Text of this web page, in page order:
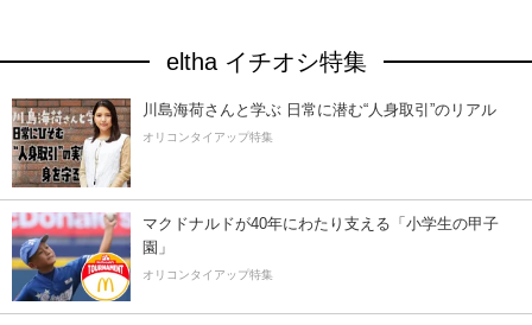
eltha イチオシ特集
川島海荷さんと学ぶ 日常に潜む“人身取引”のリアル
オリコンタイアップ特集
マクドナルドが40年にわたり支える「小学生の甲子
園」
オリコンタイアップ特集